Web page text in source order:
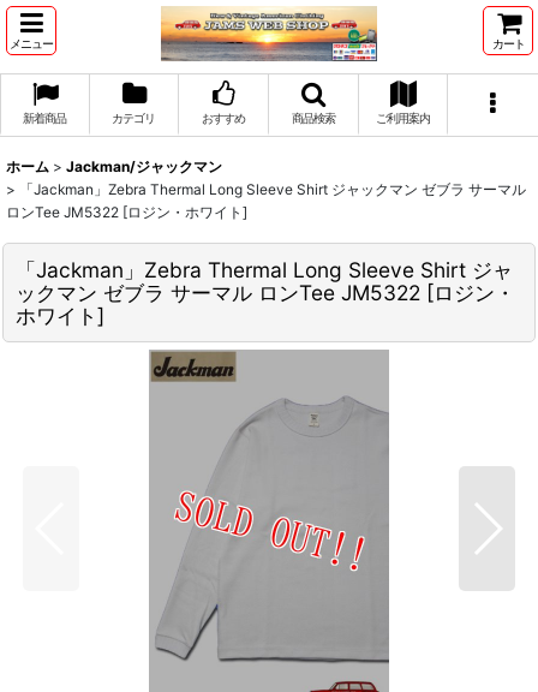
メニュー カート
新着商品 カテゴリ おすすめ 商品検索 ご利用案内
ホーム > Jackman/ジャックマン
>
「Jackman」Zebra Thermal Long Sleeve Shirt ジャックマン ゼブラ サーマル
ロンTee JM5322 [ロジン・ホワイト]
「Jackman」Zebra Thermal Long Sleeve Shirt ジャ
ックマン ゼブラ サーマル ロンTee JM5322 [ロジン・
ホワイト]